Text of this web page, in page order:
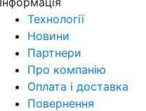
Технології
Новини
Партнери
Про компанію
Оплата і доставка
Повернення